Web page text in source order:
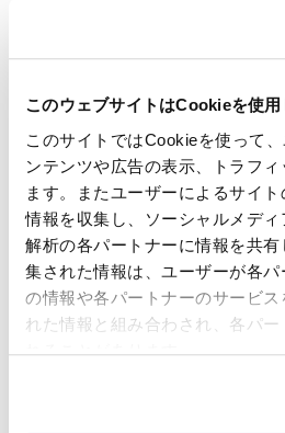
このウェブサイトはCookieを使用
このサイトではCookieを使って
ンテンツや広告の表示、トラフ
ます。またユーザーによるサイ
情報を収集し、ソーシャルメデ
解析の各パートナーに情報を共
集された情報は、ユーザーが各
の情報や各パートナーのサービス
れた情報と組み合わされ、各パー
れることがあります。
印刷・製本時の取り
A
超軽量紙のため、印刷条件
い。
Q
最小ロットや納期の
い。
A
坪量、サイズ、数量などの